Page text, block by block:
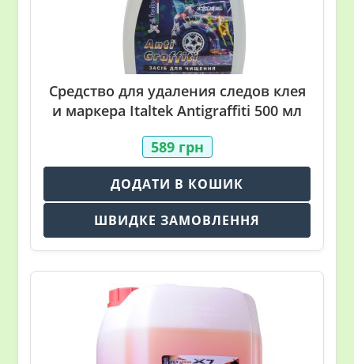
Средство для удаления следов клея
и маркера Italtek Antigraffiti 500 мл
589 грн
ДОДАТИ В КОШИК
ШВИДКЕ ЗАМОВЛЕННЯ